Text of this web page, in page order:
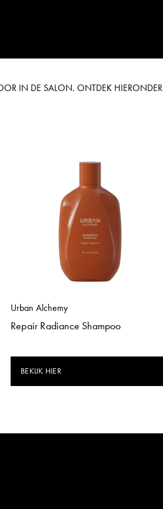
IN DE SALON. ONTDEK
Urban Alchemy
Repair Radiance Shampoo
BEKIJK HIER